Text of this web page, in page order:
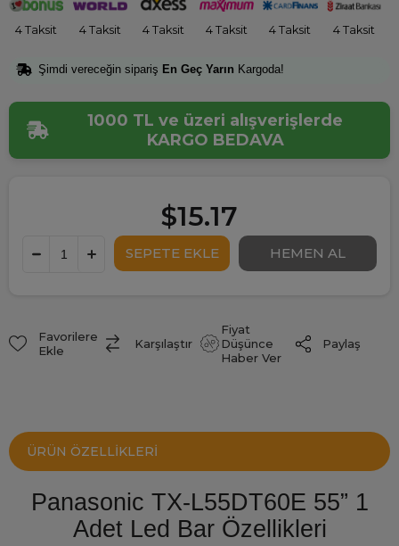
4 Taksit 4 Taksit 4 Taksit 4 Taksit 4 Taksit 4 Taksit
Şimdi vereceğin sipariş En Geç Yarın Kargoda!
1000 TL ve üzeri alışverişlerde
KARGO BEDAVA
$15.17
Favorilere
Ekle
Karşılaştır
Fiyat
Düşünce
Haber Ver
Paylaş
ÜRÜN ÖZELLIKLERI
Panasonic TX-L55DT60E 55” 1
Adet Led Bar Özellikleri